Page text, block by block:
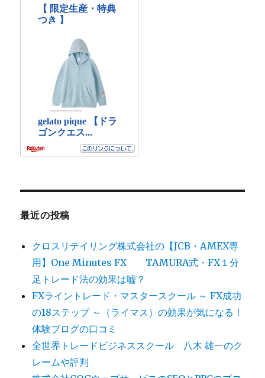
最近の投稿
クロスリテイリング株式会社の【JCB・AMEX専
用】One Minutes FX TAMURA式・FX１分
足トレード法の効果は嘘？
FXライントレード・マスタースクール ～ FX成功
の18ステップ ～（ライマス）の効果が気になる！
体験ブログの口コミ
全世界トレードビジネススクール 八木 雄一のク
レームや評判